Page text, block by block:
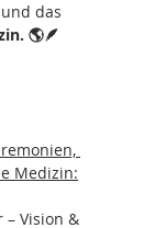
das
🌎🪶
Medizin:
– Vision &